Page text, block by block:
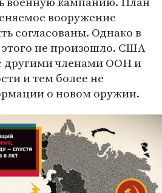
вооружение
согласованы. Однако в
этого не произошло. США
другими членами ООН и
и тем более не
о новом оружии.